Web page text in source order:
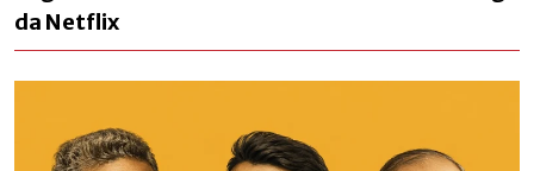
da Netflix